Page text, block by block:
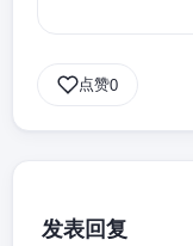
点赞0
发表回复